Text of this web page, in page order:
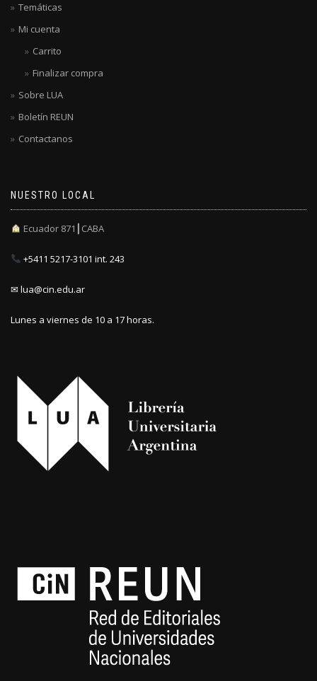
Temáticas
Mi cuenta
Carrito
Finalizar compra
Sobre LUA
Boletín REUN
Contactanos
NUESTRO LOCAL
Ecuador 871┃CABA
+5411 5217-3101 int. 243
✉ lua@cin.edu.ar
Lunes a viernes de 10 a 17 horas.